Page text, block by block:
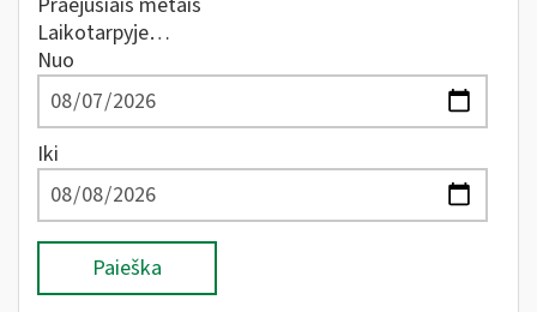
Laikotarpyje…
Nuo
Iki
Paieška